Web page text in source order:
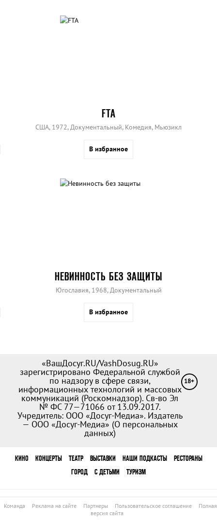
FTA
США, 1972, Документальный, Комедия, Мьюзикл
В избранное
НЕВИННОСТЬ БЕЗ ЗАЩИТЫ
Югославия, 1968, Документальный
В избранное
«ВашДосуг.RU/VashDosug.RU»
зарегистрировано Федеральной службой
по надзору в сфере связи,
информационных технологий и массовых
коммуникаций (Роскомнадзор). Св-во Эл
№ ФС 77—71066 от 13.09.2017.
Учредитель: ООО «Досуг-Медиа». Издатель
— ООО «Досуг-Медиа» (О персональных
данных)
18+
КИНО КОНЦЕРТЫ ТЕАТР ВЫСТАВКИ НАШИ ПОДКАСТЫ
РЕСТОРАНЫ
ГОРОД
С ДЕТЬМИ ТУРИЗМ
Команда Реклама на сайте Партнеры Пользовательское соглашение
Полная
версия сайта